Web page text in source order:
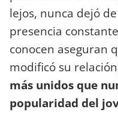
lejos, nunca dejó
presencia
conocen aseguran
modificó su
más unidos que
popularidad del